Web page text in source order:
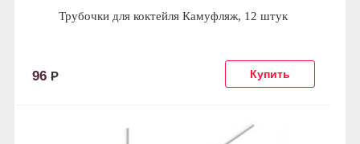
Трубочки для коктейля Камуфляж, 12 штук
96 Р